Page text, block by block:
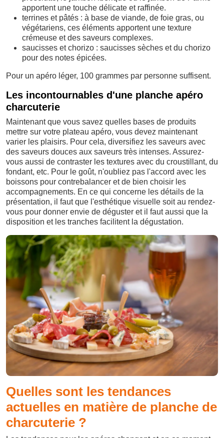
apportent une touche délicate et raffinée.
terrines et pâtés : à base de viande, de foie gras, ou
végétariens, ces éléments apportent une texture
crémeuse et des saveurs complexes.
saucisses et chorizo : saucisses sèches et du chorizo
pour des notes épicées.
Pour un apéro léger, 100 grammes par personne suffisent.
Les incontournables d'une planche apéro
charcuterie
Maintenant que vous savez quelles bases de produits
mettre sur votre plateau apéro, vous devez maintenant
varier les plaisirs. Pour cela, diversifiez les saveurs avec
des saveurs douces aux saveurs très intenses. Assurez-
vous aussi de contraster les textures avec du croustillant, du
fondant, etc. Pour le goût, n'oubliez pas l'accord avec les
boissons pour contrebalancer et de bien choisir les
accompagnements. En ce qui concerne les détails de la
présentation, il faut que l'esthétique visuelle soit au rendez-
vous pour donner envie de déguster et il faut aussi que la
disposition et les tranches facilitent la dégustation.
Quelles sont les tendances
actuelles en matière de planche de
charcuterie ?